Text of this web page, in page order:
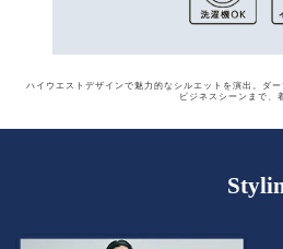
ハイウエストデザインで魅力的なシルエットを演出。ダ
ビジネスシーンまで、